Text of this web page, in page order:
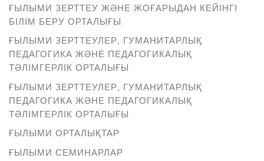
ҒЫЛЫМИ ЗЕРТТЕУ ЖӘНЕ ЖОҒАРЫДАН КЕЙІНГІ
БІЛІМ БЕРУ ОРТАЛЫҒЫ
ҒЫЛЫМИ ЗЕРТТЕУЛЕР, ГУМАНИТАРЛЫҚ
ПЕДАГОГИКА ЖӘНЕ ПЕДАГОГИКАЛЫҚ
ТӘЛІМГЕРЛІК ОРТАЛЫҒЫ
ҒЫЛЫМИ ЗЕРТТЕУЛЕР, ГУМАНИТАРЛЫҚ
ПЕДАГОГИКА ЖӘНЕ ПЕДАГОГИКАЛЫҚ
ТӘЛІМГЕРЛІК ОРТАЛЫҒЫ
ҒЫЛЫМИ ОРТАЛЫҚТАР
ҒЫЛЫМИ СЕМИНАРЛАР